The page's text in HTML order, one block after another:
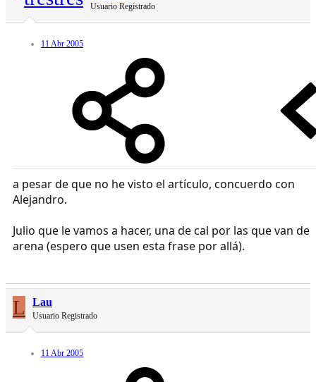
Usuario Registrado
11 Abr 2005
a pesar de que no he visto el artículo, concuerdo con
Alejandro.
Julio que le vamos a hacer, una de cal por las que van de
arena (espero que usen esta frase por allá).
L Lau
Usuario Registrado
11 Abr 2005